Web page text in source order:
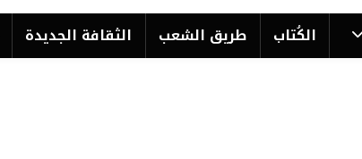
الكُتاب طریق الشعب الثقافة الجدیدة